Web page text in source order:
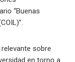
“Buenas
sobre
en torno a